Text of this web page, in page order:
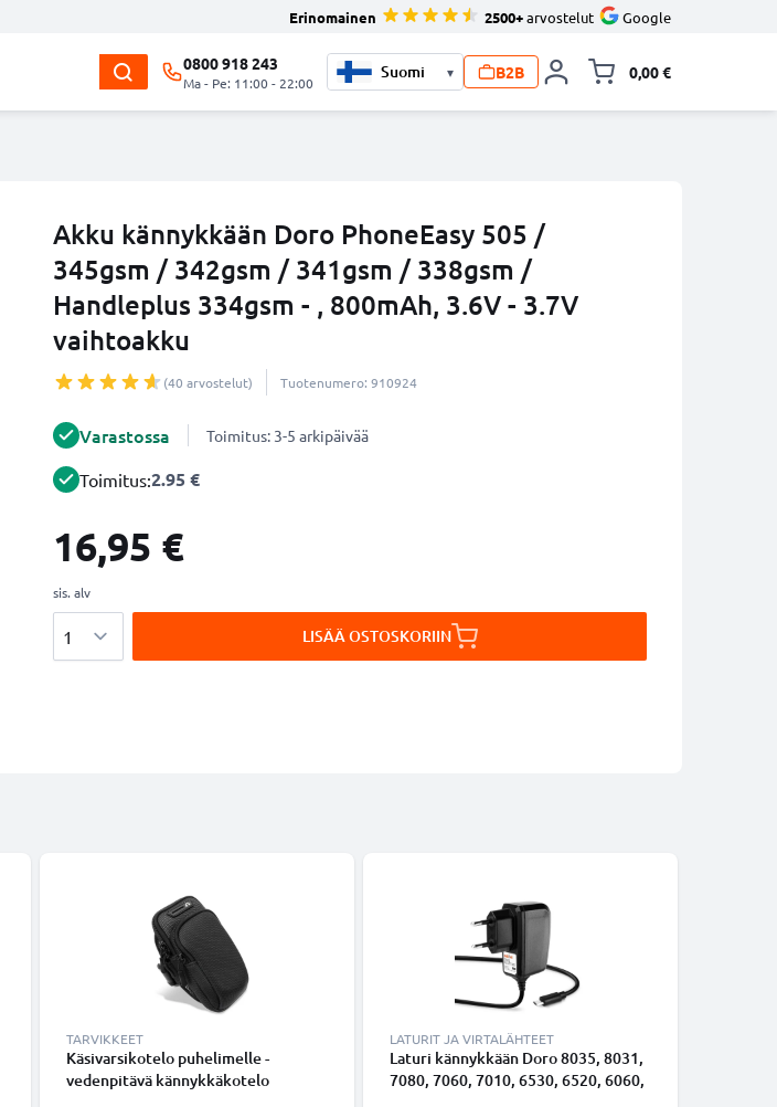
Erinomainen 2500+arvostelut Google
0800 918 243
Ma - Pe: 11:00 - 22:00
▾ B2B 0,00 €
Akku kännykkään Doro PhoneEasy 505 /
345gsm / 342gsm / 341gsm / 338gsm /
Handleplus 334gsm - , 800mAh, 3.6V - 3.7V
vaihtoakku
(40 arvostelut) Tuotenumero: 910924
Varastossa Toimitus: 3-5 arkipäivää
Toimitus:2.95 €
16,95 €
sis. alv
LISÄÄ OSTOSKORIIN
TARVIKKEET
Käsivarsikotelo puhelimelle -
vedenpitävä kännykkäkotelo
LATURIT JA VIRTALÄHTEET
Laturi kännykkään Doro 8035, 8031,
7080, 7060, 7010, 6530, 6520, 6060,